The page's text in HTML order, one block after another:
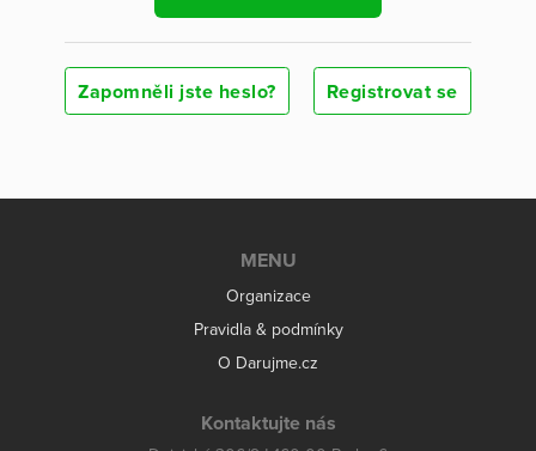
Zapomněli jste heslo? Registrovat se
MENU
Organizace
Pravidla & podmínky
O Darujme.cz
Kontaktujte nás